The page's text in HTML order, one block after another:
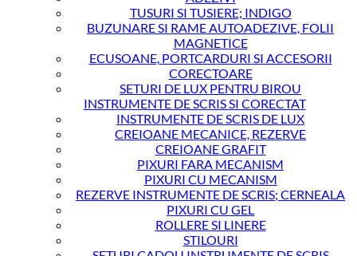
TUSURI SI TUSIERE; INDIGO
BUZUNARE SI RAME AUTOADEZIVE, FOLII
MAGNETICE
ECUSOANE, PORTCARDURI SI ACCESORII
CORECTOARE
SETURI DE LUX PENTRU BIROU
INSTRUMENTE DE SCRIS SI CORECTAT
INSTRUMENTE DE SCRIS DE LUX
CREIOANE MECANICE, REZERVE
CREIOANE GRAFIT
PIXURI FARA MECANISM
PIXURI CU MECANISM
REZERVE INSTRUMENTE DE SCRIS; CERNEALA
PIXURI CU GEL
ROLLERE SI LINERE
STILOURI